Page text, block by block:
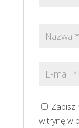
Zapisz
witrynę w